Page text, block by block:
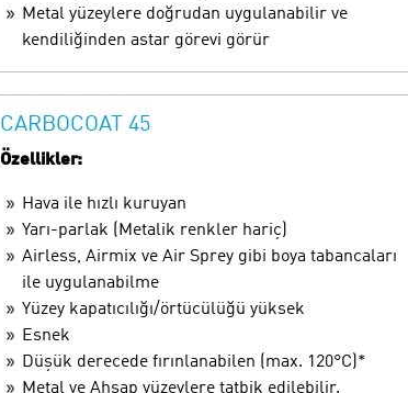
Metal yüzeylere doğrudan uygulanabilir ve
kendiliğinden astar görevi görür
CARBOCOAT 45
Özellikler:
Hava ile hızlı kuruyan
Yarı-parlak (Metalik renkler hariç)
Airless, Airmix ve Air Sprey gibi boya tabancaları
ile uygulanabilme
Yüzey kapatıcılığı/örtücülüğü yüksek
Esnek
Düşük derecede fırınlanabilen (max. 120°C)*
Metal ve Ahşap yüzeylere tatbik edilebilir.